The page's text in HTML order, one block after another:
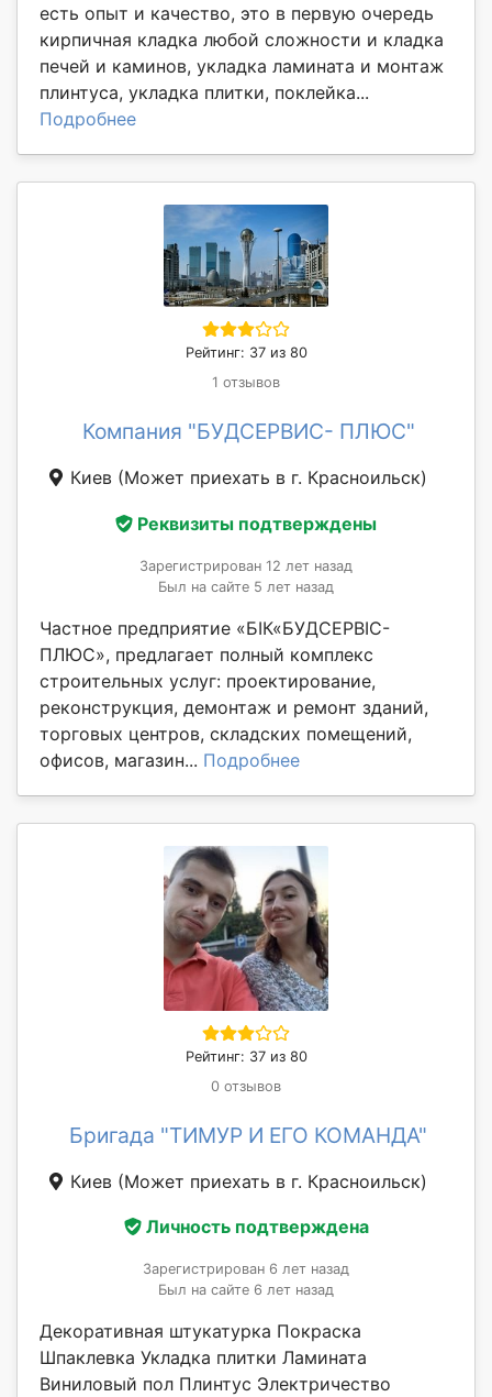
есть опыт и качество, это в первую очередь
кирпичная кладка любой сложности и кладка
печей и каминов, укладка ламината и монтаж
плинтуса, укладка плитки, поклейка...
Подробнее
Рейтинг: 37 из 80
1 отзывов
Компания "БУДСЕРВИС- ПЛЮС"
Киев (Может приехать в г. Красноильск)
Реквизиты подтверждены
Зарегистрирован 12 лет назад
Был на сайте 5 лет назад
Частное предприятие «БІК«БУДСЕРВІС-
ПЛЮС», предлагает полный комплекс
строительных услуг: проектирование,
реконструкция, демонтаж и ремонт зданий,
торговых центров, складских помещений,
офисов, магазин... Подробнее
Рейтинг: 37 из 80
0 отзывов
Бригада "ТИМУР И ЕГО КОМАНДА"
Киев (Может приехать в г. Красноильск)
Личность подтверждена
Зарегистрирован 6 лет назад
Был на сайте 6 лет назад
Декоративная штукатурка Покраска
Шпаклевка Укладка плитки Ламината
Виниловый пол Плинтус Электричество